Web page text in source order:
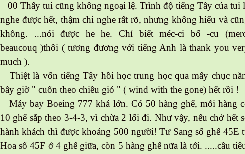
00 Thấy tui cũng không ngoại lệ. Trình độ tiếng Tây của tui
nghe được hết, thậm chi nghe rất rõ, nhưng không hiểu và
không. ...nói được he he. Chỉ biết méc-ci bố -cu
beaucouq )thôi ( tương đương với tiếng Anh là thank you
much ).
Thiệt là vốn tiếng Tây hồi học trung học qua mấy chục
bây giờ " cuốn theo chiều gió " ( wind with the gone) hết rồi !
Máy bay Boeing 777 khá lớn. Có 50 hàng ghế, mỗi hàng
10 ghế sắp theo 3-4-3, vì chừa 2 lối đi. Như vậy, nếu chở hết
hành khách thì được khoảng 500 người! Tư Sang số ghế 45E
Hoa số 45F ở 4 ghế giữa, còn 5 hàng ghế nữa là tới. .....cầu